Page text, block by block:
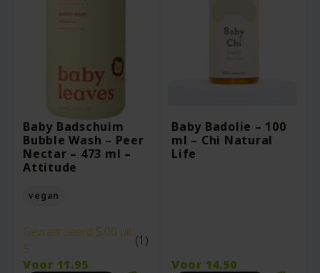
Baby Badschuim
Bubble Wash – Peer
Nectar – 473 ml –
Attitude
vegan
Gewaardeerd 5.00 uit
5
(1)
Voor 11.95
Baby Badolie – 100
ml – Chi Natural
Life
Voor 14.50